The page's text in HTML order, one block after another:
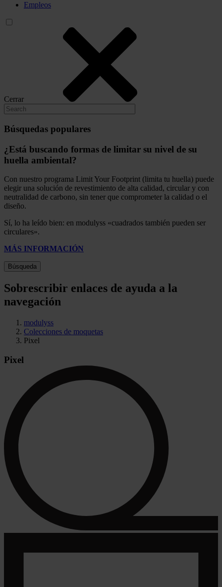
Empleos
Cerrar
Búsquedas populares
¿Está buscando formas de limitar su nivel de su
huella ambiental?
Con nuestro programa Limit Your Footprint (limita tu huella) puede
elegir una solución de revestimiento de alta calidad, circular y con
neutralidad de carbono, sin tener que comprometer la calidad o el
diseño.
Sí, lo ha leído bien: en modulyss «cuadrados también pueden ser
circulares».
MÁS INFORMACIÓN
Búsqueda
Sobrescribir enlaces de ayuda a la
navegación
modulyss
Colecciones de moquetas
Pixel
Pixel